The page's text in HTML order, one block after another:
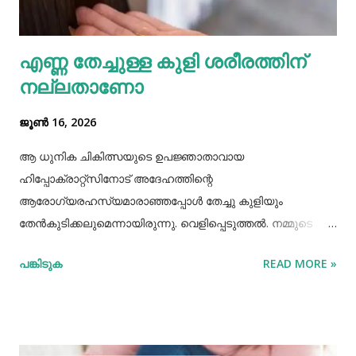
സഹായിക്കും. ദന്തസംരക്ഷണത്തിന് തുളസി
ഉപയോഗിക്കുന്നത് മഞ്ഞ നിറമകറ്റി തിളക്കം നല്കാന്‍
മാത്രമല്ല മോണയിലെ രക്തസ്രാവം അല്ലെങ്കില്‍
പ്യോറ...
എണ്ണ തേച്ചുള്ള കുളി ശരീരത്തിന്
നല്ലതാണോ
ജൂൺ 16, 2026
ആ ധുനിക ചികിത്സയുടെ ഉപജ്ഞാതാവായ
ഹിപ്പോക്രാറ്റ്സിനോട് അദേഹത്തിന്റെ
ആരോഗ്യരഹസ്യമാരാഞ്ഞപ്പോള്‍ തേച്ചു കുളിയും
തേൻകുടിക്കലുമെന്നായിരുന്നു. വെളിപ്പെടുത്തല്‍. നമ്മുടെ
അനുഭവിച്ചിരുന്നവരാണ്. അവര്‍ ആരോഗ്യത്തിനായി
പങ്കിടുക READ MORE »